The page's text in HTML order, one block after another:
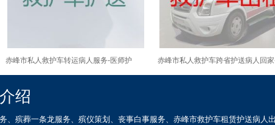
赤峰市私人救护车转运病人服务-医师护
送，设备齐全，收费合理
赤峰市私人救护车跨省护送病人回
护车护送病人转院
绍
殡葬一条龙服务、殡仪策划、丧事白事服务、赤峰市救护车租赁护送病人